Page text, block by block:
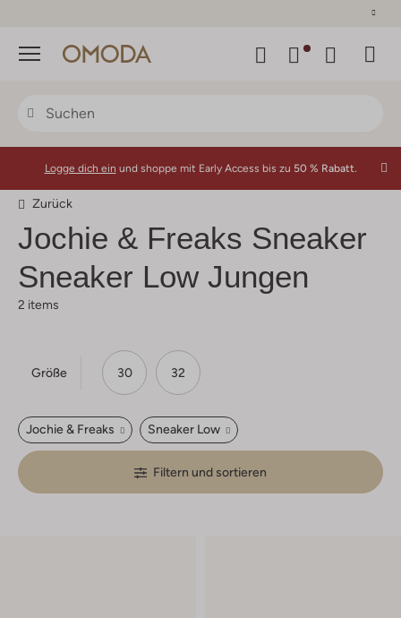
Menü
Logge dich ein und shoppe mit Early Access bis zu 50 % Rabatt.
Zurück
Jochie & Freaks Sneaker
Sneaker Low Jungen
2 items
Größe 30 32
Jochie & Freaks Sneaker Low
Filtern und sortieren